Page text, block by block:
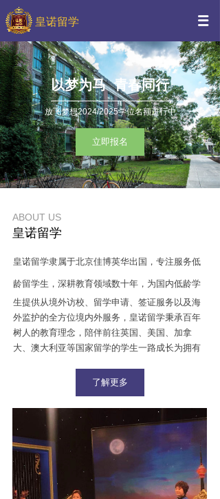
皇诺留学
以梦为马 青春同行
放飞梦想2024/2025学位名额进行中
立即报名
ABOUT US
皇诺留学
皇诺留学隶属于北京佳博英华出国，专注服务低
龄留学生，深耕教育领域数十年，为国内低龄学
生提供从境外访校、留学申请、签证服务以及海
外监护的全方位境内外服务，皇诺留学秉承百年
树人的教育理念，陪伴前往英国、美国、加拿
大、澳大利亚等国家留学的学生一路成长为拥有
案老师、考试辅导外教以及海外监护人数百余
名，在北京、伦敦、洛杉矶、温哥华和悉尼设有
办公室，与全球200多所知名院校及优秀教育机构
建立了紧密的合作关系，10多年来见证了数百位
的优秀学子成功升入牛津剑桥G5常青藤，见证了
教育改变命运的巨大魔力。
了解更多